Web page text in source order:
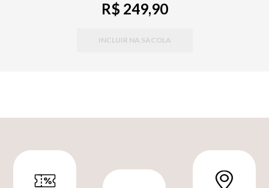
R$ 249,90
INCLUIR NA SACOLA